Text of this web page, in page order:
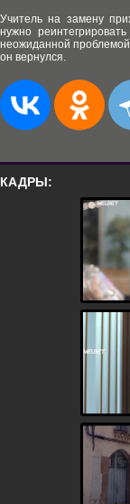
Учитель на замену
нужно
неожиданной
он вернулся.
КАДРЫ: